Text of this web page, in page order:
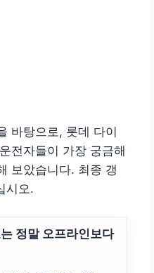
바탕으로, 롯데 다이
전자들이 가장 궁금해
보았습니다. 최종 갱
시오.
정말 오프라인보다